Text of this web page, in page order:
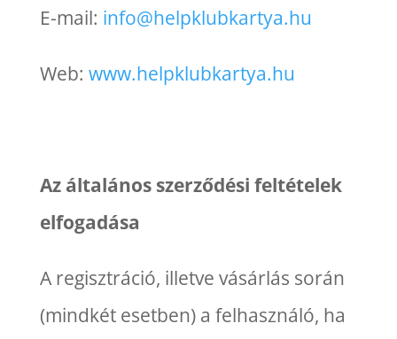
E-mail: info@helpklubkartya.hu
Web: www.helpklubkartya.hu
Az általános szerződési feltételek
elfogadása
A regisztráció, illetve vásárlás során
(mindkét esetben) a felhasználó, ha